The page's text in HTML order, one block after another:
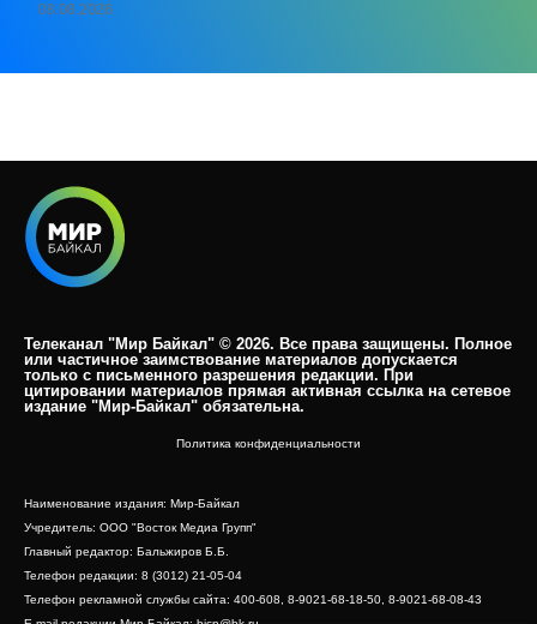
08.08.2026
Телеканал "Мир Байкал" © 2026. Все права защищены. Полное
или частичное заимствование материалов допускается
только с письменного разрешения редакции. При
цитировании материалов прямая активная ссылка на сетевое
издание "Мир-Байкал" обязательна.​
Политика конфиденциальности
Наименование издания: Мир-Байкал
Учредитель: ООО "Восток Медиа Групп"
Главный редактор: Бальжиров Б.Б.
Телефон редакции: 8 (3012) 21-05-04
Телефон рекламной службы сайта: 400-608, 8-9021-68-18-50, 8-9021-68-08-43